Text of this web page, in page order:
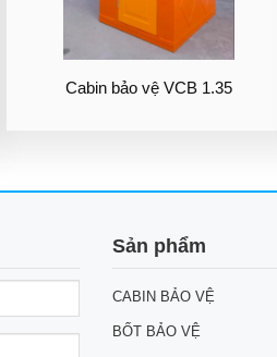
Cabin bảo vệ VCB 1.35
Sản phẩm
CABIN BẢO VỆ
BỐT BẢO VỆ